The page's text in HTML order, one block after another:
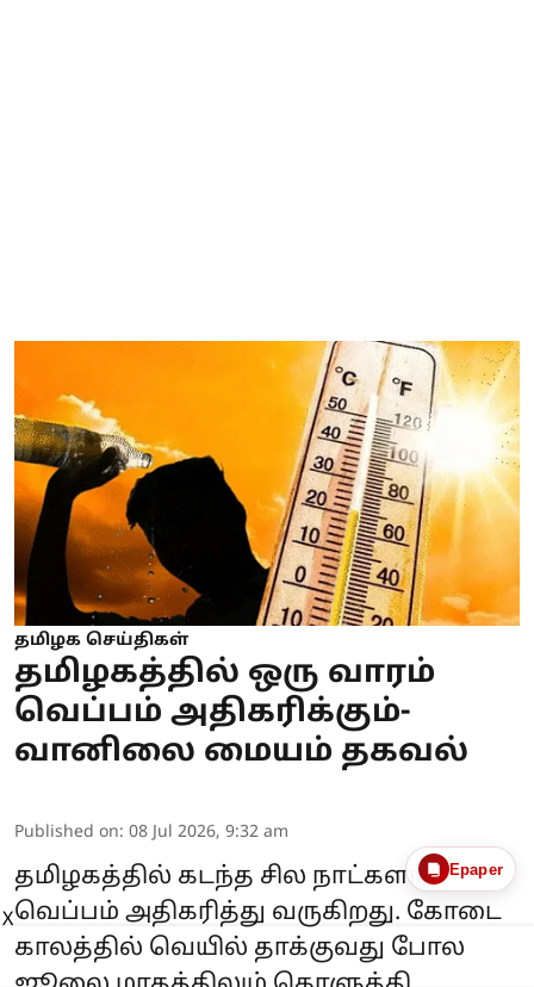
தமிழக செய்திகள்
தமிழகத்தில் ஒரு வாரம்
வெப்பம் அதிகரிக்கும்-
வானிலை மையம் தகவல்
Published on: 08 Jul 2026, 9:32 am
தமிழகத்தில் கடந்த சில நாட்களாக
வெப்பம் அதிகரித்து வருகிறது. கோடை
காலத்தில் வெயில் தாக்குவது போல
Epaper
X